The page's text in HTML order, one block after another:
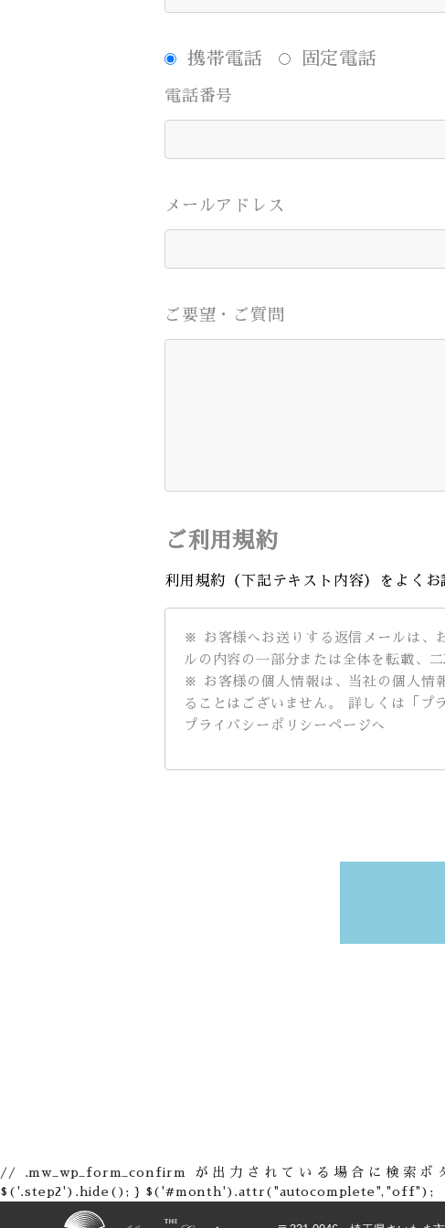
携帯電話 固定電話
電話番号
メールアドレス
ご要望・ご質問
ご利用規約
利用規約（下記テキスト内容）をよく
※ お客様へお送りする返信メールは、
ルの内容の一部分または全体を転載、
※ お客様の個人情報は、当社の個人情
ることはございません。 詳しくは「プ
プライバシーポリシーページへ
// .mw_wp_form_confirm が出力されている場合に検索
$('.step2').hide(); } $('#month').attr("autocomplete","off");